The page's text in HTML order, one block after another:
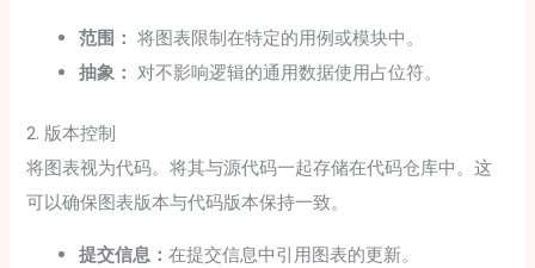
范围： 将图表限制在特定的用例或模块中。
抽象： 对不影响逻辑的通用数据使用占位符。
2. 版本控制
将图表视为代码。将其与源代码一起存储在代码仓库中。这
可以确保图表版本与代码版本保持一致。
提交信息：在提交信息中引用图表的更新。